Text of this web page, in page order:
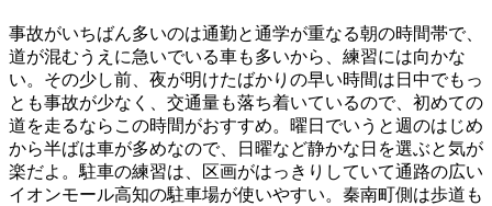
事故がいちばん多いのは通勤と通学が重なる朝の時間帯で、
道が混むうえに急いでいる車も多いから、練習には向かな
い。その少し前、夜が明けたばかりの早い時間は日中でもっ
とも事故が少なく、交通量も落ち着いているので、初めての
道を走るならこの時間がおすすめ。曜日でいうと週のはじめ
から半ばは車が多めなので、日曜など静かな日を選ぶと気が
楽だよ。駐車の練習は、区画がはっきりしていて通路の広い
イオンモール高知の駐車場が使いやすい。秦南町側は歩道も